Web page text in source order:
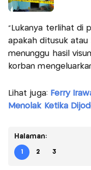
"Lukanya terlihat di
apakah ditusuk atau
menunggu hasil
korban
Lihat juga: Ferry
Menolak Ketika
Halaman:
1 2 3